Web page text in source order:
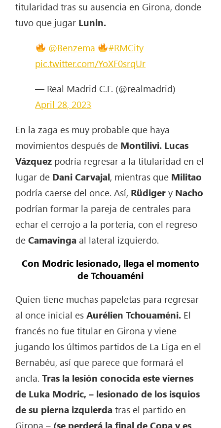
titularidad tras su ausencia en Girona, donde
tuvo que jugar Lunin.
@Benzema
#RMCity
pic.twitter.com/YoXF0srqUr
— Real Madrid C.F. (@realmadrid)
April 28, 2023
En la zaga es muy probable que haya
movimientos después de Montilivi. Lucas
Vázquez podría regresar a la titularidad en el
lugar de Dani Carvajal, mientras que Militao
podría caerse del once. Así, Rüdigery Nacho
podrían formar la pareja de centrales para
echar el cerrojo a la portería, con el regreso
deCamavingaal lateral izquierdo.
Con Modric lesionado, llega el momento
de Tchouaméni
Quien tiene muchas papeletas para regresar
al once inicial esAurélien Tchouaméni. El
francés no fue titular en Girona y viene
jugando los últimos partidos de La Liga en el
Bernabéu, así que parece que formará el
ancla.Tras la lesión conocida este viernes
de Luka Modric, – lesionado de los isquios
de su pierna izquierdatras el partido en
Girona – (se perderá la final de Copa y es